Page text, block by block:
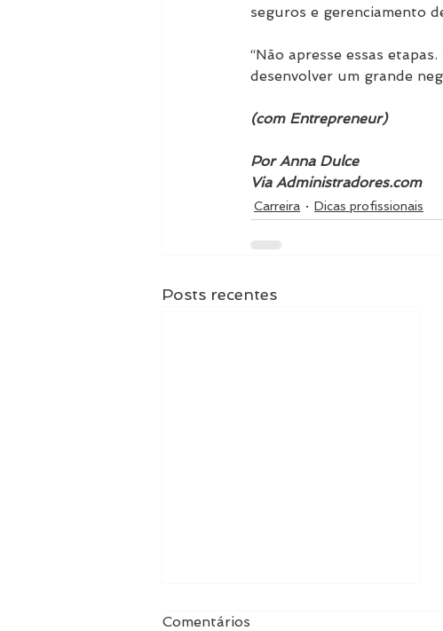
seguros e gerenciamento
“Não apresse essas
desenvolver um grande
(com Entrepreneur)
Por Anna Dulce
Via Administradores.com
Carreira Dicas profissionais
Posts recentes
Comentários